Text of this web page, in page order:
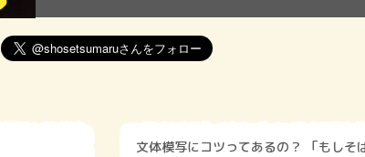
文体模写にコツってあるの？ 「もしそ